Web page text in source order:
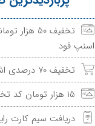
تخفیف 50
اسنپ فود
تخفیف 70 درصدی اشتراک دیجی پلاس از دیجی کالا
15 هزار تومان کد تخفیف خرید نان از اسنپ فود
دریافت سیم کارت